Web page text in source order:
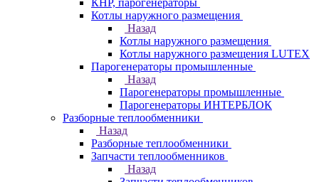
КНР, парогенераторы
Котлы наружного размещения
Назад
Котлы наружного размещения
Котлы наружного размещения LUTEX
Парогенераторы промышленные
Назад
Парогенераторы промышленные
Парогенераторы ИНТЕРБЛОК
Разборные теплообменники
Назад
Разборные теплообменники
Запчасти теплообменников
Назад